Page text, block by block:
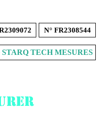
N° FR2308544
STARQ TECH MESURES